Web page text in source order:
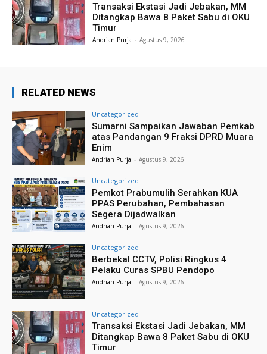
Transaksi Ekstasi Jadi Jebakan, MM
Ditangkap Bawa 8 Paket Sabu di OKU
Timur
Andrian Purja - Agustus 9, 2026
RELATED NEWS
Uncategorized
Sumarni Sampaikan Jawaban Pemkab
atas Pandangan 9 Fraksi DPRD Muara
Enim
Andrian Purja - Agustus 9, 2026
Uncategorized
Pemkot Prabumulih Serahkan KUA
PPAS Perubahan, Pembahasan
Segera Dijadwalkan
Andrian Purja - Agustus 9, 2026
Uncategorized
Berbekal CCTV, Polisi Ringkus 4
Pelaku Curas SPBU Pendopo
Andrian Purja - Agustus 9, 2026
Uncategorized
Transaksi Ekstasi Jadi Jebakan, MM
Ditangkap Bawa 8 Paket Sabu di OKU
Timur